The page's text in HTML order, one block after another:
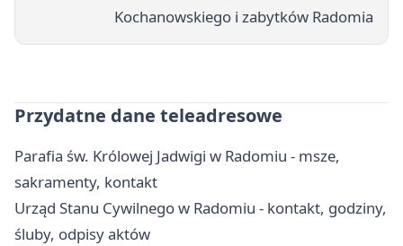
Kochanowskiego i zabytków Radomia
Przydatne dane teleadresowe
Parafia św. Królowej Jadwigi w Radomiu - msze,
sakramenty, kontakt
Urząd Stanu Cywilnego w Radomiu - kontakt, godziny,
śluby, odpisy aktów